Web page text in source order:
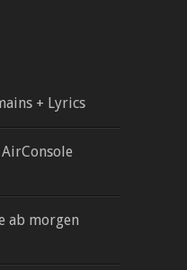
+ Lyrics
ab morgen